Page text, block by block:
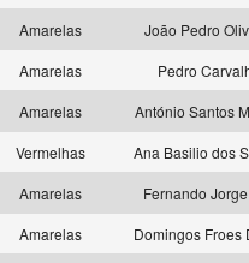
Amarelas
João Pedro
Amarelas
Pedro
Amarelas
António Santos
Vermelhas
Ana Basilio dos
Amarelas
Fernando
Amarelas
Domingos Froes